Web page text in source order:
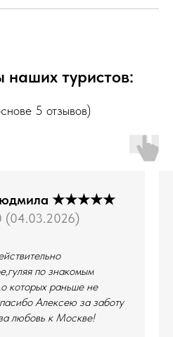
наших туристов:
5 отзывов)
★★★★★
(04.03.2026)
по знакомым
которых раньше не
Алексею за заботу
любовь к Москве!